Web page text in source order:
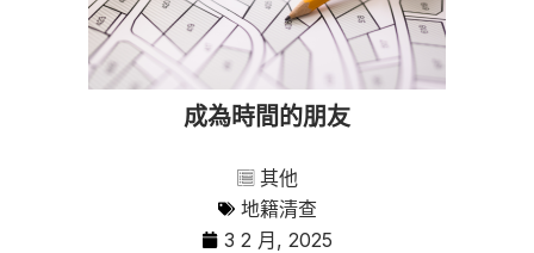
成為時間的朋友
其他
地籍清查
3 2 月, 2025